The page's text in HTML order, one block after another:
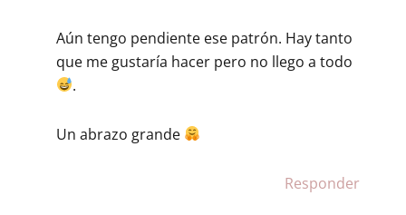
Aún tengo pendiente ese patrón. Hay tanto
que me gustaría hacer pero no llego a todo
.
Un abrazo grande
Responder